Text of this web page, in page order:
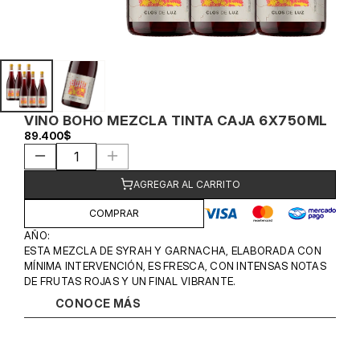
VINO BOHO MEZCLA TINTA CAJA 6X750ML
89.400$
AGREGAR AL CARRITO
COMPRAR
AÑO:
ESTA MEZCLA DE SYRAH Y GARNACHA, ELABORADA CON
MÍNIMA INTERVENCIÓN, ES FRESCA, CON INTENSAS NOTAS
DE FRUTAS ROJAS Y UN FINAL VIBRANTE.
CONOCE MÁS